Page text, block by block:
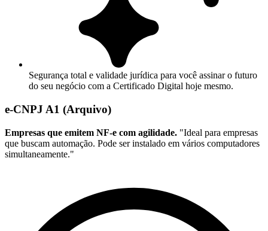
Segurança total e validade jurídica para você assinar o futuro
do seu negócio com a Certificado Digital hoje mesmo.
e-CNPJ A1 (Arquivo)
Empresas que emitem NF-e com agilidade. "Ideal para empresas
que buscam automação. Pode ser instalado em vários computadores
simultaneamente."